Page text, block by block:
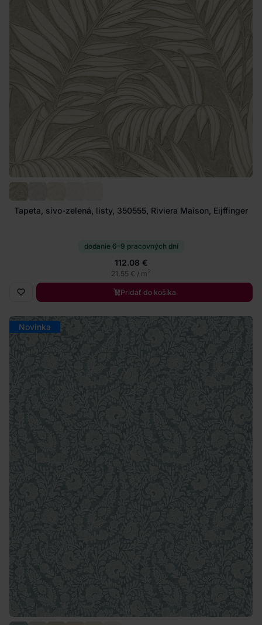
Tapeta, sivo-zelená, listy, 350555, Riviera Maison, Eijffinger
dodanie 6–9 pracovných dní
112.08 €
21.55 € / m2
Pridať do košíka
Novinka